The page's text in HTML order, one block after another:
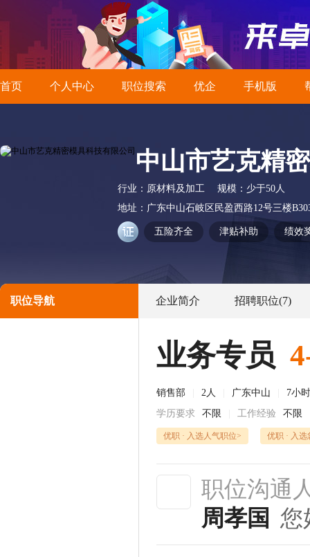
首页 个人中心 职位搜索 优企 手机版
中山市艺克精
行业： 原材料及加工 规模： 少于50人
地址： 广东中山石岐区民盈西路12号三楼
五险齐全 津贴补助 绩效
职位导航 企业简介 招聘职位(7)
业务专员
销售部 2人 广东中山
7小
学历要求
不限 工作经验 不限
优职 · 入选人气职位> 优职 · 入
职位沟通
周孝国 您